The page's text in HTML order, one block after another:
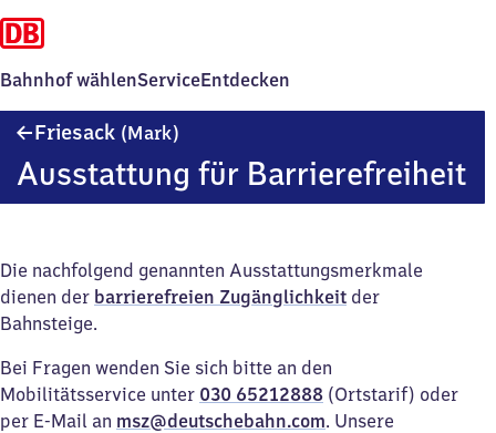
Bahnhof wählenServiceEntdecken
Friesack (Mark)
Ausstattung für Barrierefreiheit
Die nachfolgend genannten Ausstattungsmerkmale
dienen der barrierefreien Zugänglichkeit der
Bahnsteige.
Bei Fragen wenden Sie sich bitte an den
Mobilitätsservice unter 030 65212888 (Ortstarif) oder
per E-Mail an msz@deutschebahn.com. Unsere